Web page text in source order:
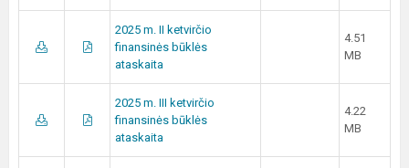
2025 m. II ketvirčio
finansinės būklės
ataskaita
4.51
MB
2025 m. III ketvirčio
finansinės būklės
ataskaita
4.22
MB